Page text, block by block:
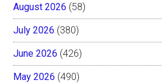
August 2026 (58)
July 2026 (380)
June 2026 (426)
May 2026 (490)